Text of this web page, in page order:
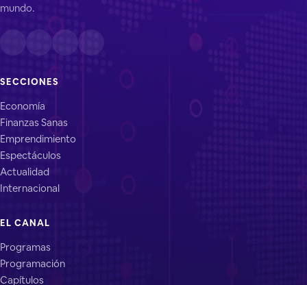
mundo.
SECCIONES
Economía
Finanzas Sanas
Emprendimiento
Espectáculos
Actualidad
Internacional
EL CANAL
Programas
Programación
Capítulos